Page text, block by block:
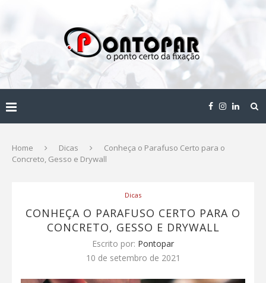
Home Dicas
Conheça o Parafuso Certo para o
Concreto, Gesso e Drywall
Dicas
CONHEÇA O PARAFUSO CERTO PARA O
CONCRETO, GESSO E DRYWALL
Escrito por: Pontopar
10 de setembro de 2021